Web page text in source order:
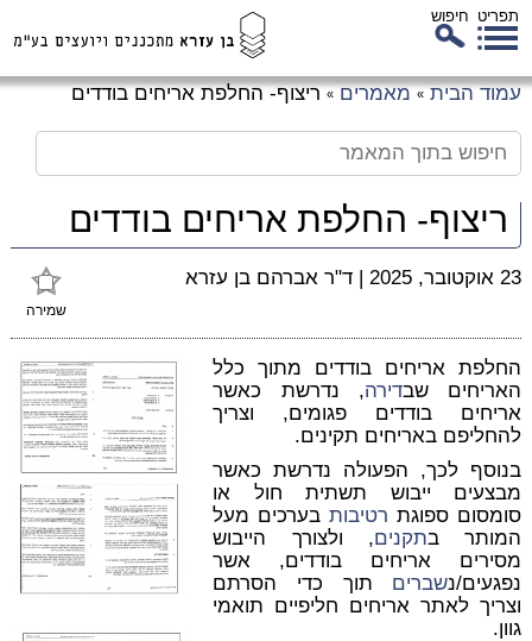
תפריט חיפוש
עמוד הבית » מאמרים » ריצוף- החלפת אריחים בודדים
ריצוף- החלפת אריחים בודדים
שמירה
23 אוקטובר, 2025 | ד"ר אברהם בן עזרא
החלפת אריחים בודדים מתוך כלל
האריחים שבדירה, נדרשת כאשר
אריחים בודדים פגומים, וצריך
להחליפם באריחים תקינים.
בנוסף לכך, הפעולה נדרשת כאשר
מבצעים ייבוש תשתית חול או
סומסום ספוגת רטיבותבערכים מעל
המותר בתקנים, ולצורך הייבוש
מסירים אריחים בודדים, אשר
נפגעים/נשברים תוך כדי הסרתם
וצריך לאתר אריחים חליפיים תואמי
גוון.